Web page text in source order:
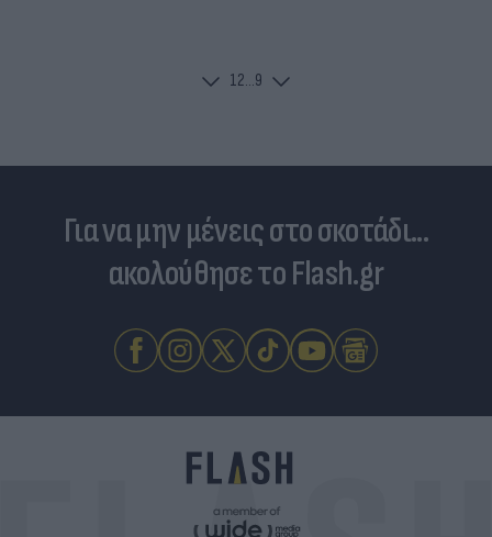
12...9
Για να μην μένεις στο σκοτάδι...
ακολούθησε το Flash.gr